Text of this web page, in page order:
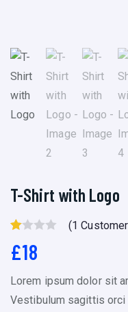
T-Shirt with Logo
At
Ed
(1
£18
Lorem ipsum dolor sit
Vestibulum sagittis orci